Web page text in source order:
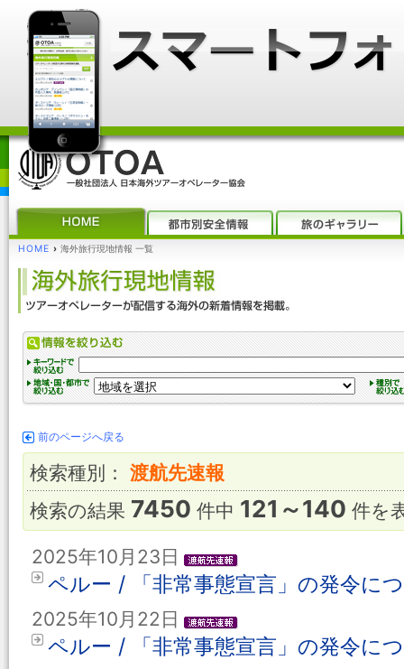
HOME › 海外旅行現地情報 一覧
前のページへ戻る
検索種別： 渡航先速報
検索の結果 7450 件中 121～140 件を
2025年10月23日
ペルー / 「非常事態宣言」の発令に
2025年10月22日
ペルー / 「非常事態宣言」の発令に